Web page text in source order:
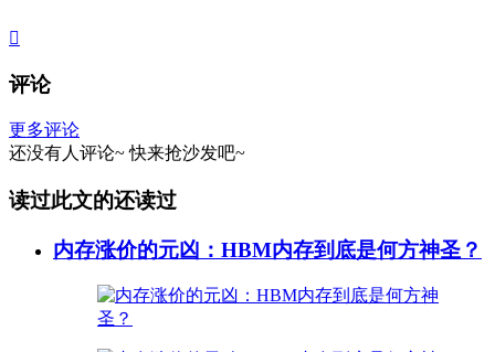

评论
更多评论
还没有人评论~ 快来抢沙发吧~
读过此文的还读过
内存涨价的元凶：HBM内存到底是何方神圣？